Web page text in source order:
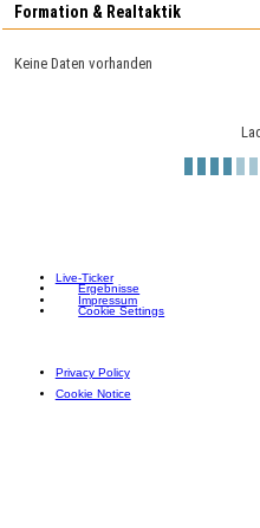
Formation & Realtaktik
Keine Daten vorhanden
Live-Ticker
Ergebnisse
Impressum
Cookie Settings
Privacy Policy
Cookie Notice